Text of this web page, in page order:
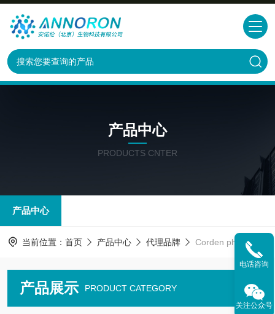
产品中心
PRODUCTS CNTER
产品中心
当前位置： 首页 产品中心 代理品牌 Corden pharma特约代理
产品展示 PRODUCT CATEGORY
电话咨询
关注公众号